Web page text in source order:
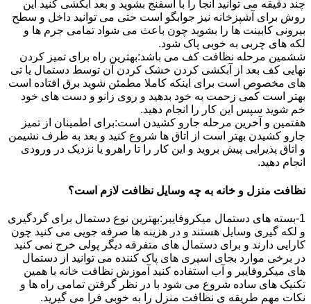
چند دقیقه می توانید آنجا را با اسفنج بشوید و بعد آبکشی کنید این
روش برای آشپزخانه نیز جوابگو است حتی می توانید داخل و سطح
بیرونی کابینت ها را بشوید چون باعث می شواد تمامی جرم ها و
لکه های چربی به خوبی پاک شود.
ششمین مرحله نظافت کف می باشد:بهترین راه برای تمیز کردن
نهایی کف بعد از آبکشی کردن خشک کردن آن توسط دستمال یا تی
های مخصوص است برای اینکه کاملا مطمئن شوید برق افتاده است
بهتر است کمی زحمت به خود بدهید و روی زانو و دست های خود
خم شوید سپس این کار را انجام دهید.
هفتمین و آخرین مرحله جارو کشیدن است:برای اطمینان از تمیز
جارو کشیدن بهتر است از اتاق ها شروع کنید و بعد به طرف نشیمن
و اتاق پذیرایی پیش بروید و این کار را تا راهرو یا نزدیک در ورودی
انجام دهید.
نظافت منزل و خانه به چه وسایل نظافت لازم است؟
1-بسته های دستمال میکروفایبر:بهترین نوع دستمال برای گردگیری
و لکه گیری وسایل هستند و در هزینه ها صرفه جویی می کنید چون
کارایی دارند و برای دستمال های متفرقه دیگر پولی خرج نمی کنید
در برخی موارد بجای اسپری های پاک کننده می توانید از دستمال
های میکروفایبر و آب استفاده کنید آموزش نظافت خانه با همین
تکنیک های ساده شروع می شود با در نظر گرفتن تمامی راه ها و
نکات مهم طریقه ی نظافت منزل را به خوبی فرا می گیرید.